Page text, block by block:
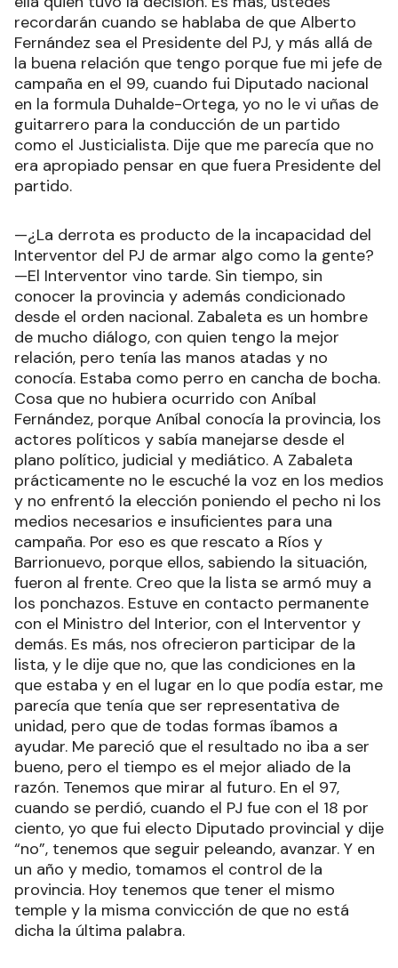
recordarán cuando se hablaba de que Alberto
Fernández sea el Presidente del PJ, y más allá de
la buena relación que tengo porque fue mi jefe de
campaña en el 99, cuando fui Diputado nacional
en la formula Duhalde-Ortega, yo no le vi uñas de
guitarrero para la conducción de un partido
como el Justicialista. Dije que me parecía que no
era apropiado pensar en que fuera Presidente del
partido.
—¿La derrota es producto de la incapacidad del
Interventor del PJ de armar algo como la gente?
—El Interventor vino tarde. Sin tiempo, sin
conocer la provincia y además condicionado
desde el orden nacional. Zabaleta es un hombre
de mucho diálogo, con quien tengo la mejor
relación, pero tenía las manos atadas y no
conocía. Estaba como perro en cancha de bocha.
Cosa que no hubiera ocurrido con Aníbal
Fernández, porque Aníbal conocía la provincia, los
actores políticos y sabía manejarse desde el
plano político, judicial y mediático. A Zabaleta
prácticamente no le escuché la voz en los medios
y no enfrentó la elección poniendo el pecho ni los
medios necesarios e insuficientes para una
campaña. Por eso es que rescato a Ríos y
Barrionuevo, porque ellos, sabiendo la situación,
fueron al frente. Creo que la lista se armó muy a
los ponchazos. Estuve en contacto permanente
con el Ministro del Interior, con el Interventor y
demás. Es más, nos ofrecieron participar de la
lista, y le dije que no, que las condiciones en la
que estaba y en el lugar en lo que podía estar, me
parecía que tenía que ser representativa de
unidad, pero que de todas formas íbamos a
ayudar. Me pareció que el resultado no iba a ser
bueno, pero el tiempo es el mejor aliado de la
razón. Tenemos que mirar al futuro. En el 97,
cuando se perdió, cuando el PJ fue con el 18 por
ciento, yo que fui electo Diputado provincial y dije
“no”, tenemos que seguir peleando, avanzar. Y en
un año y medio, tomamos el control de la
provincia. Hoy tenemos que tener el mismo
temple y la misma convicción de que no está
dicha la última palabra.